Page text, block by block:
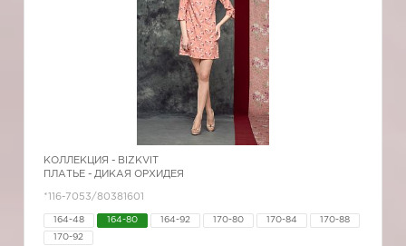
КОЛЛЕКЦИЯ - BIZKVIT
ПЛАТЬЕ - ДИКАЯ ОРХИДЕЯ
*116-7053/80381601
164-48 164-80 164-92 170-80 170-84 170-88
170-92